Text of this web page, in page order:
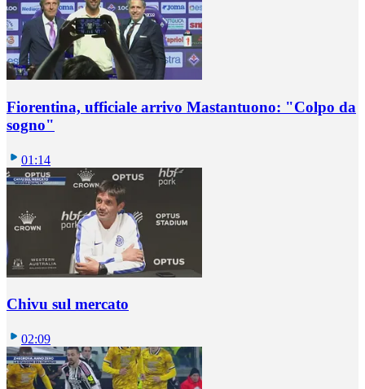
Fiorentina, ufficiale arrivo Mastantuono: "Colpo da
sogno"
01:14
Chivu sul mercato
02:09